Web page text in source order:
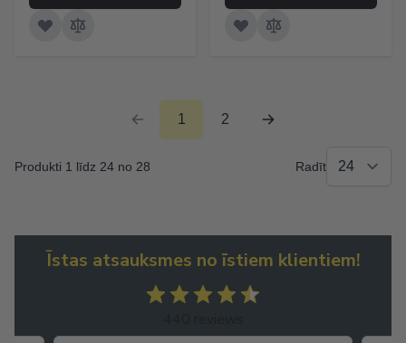
1 2
Produkti 1 līdz 24 no 28 Radīt
Īstas atsauksmes no īstiem klientiem!